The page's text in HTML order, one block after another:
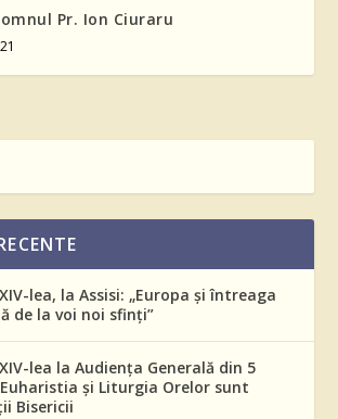
Pr. Ion Ciuraru
lea, la Assisi: „Europa și întreaga
de la voi noi sfinți”
lea la Audiența Generală din 5
și Liturgia Orelor sunt
Bisericii